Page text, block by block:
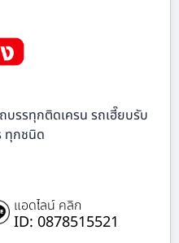
บรรทุกติดเครน รถเฮี๊ยบรับ
ทุกชนิด
แอดไลน์ คลิก
ID: 0878515521